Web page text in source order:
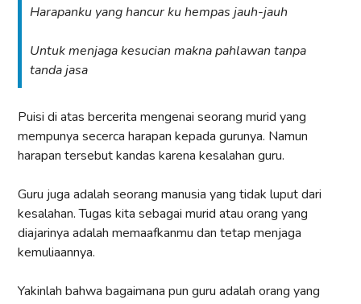
Harapanku yang hancur ku hempas jauh-jauh
Untuk menjaga kesucian makna pahlawan tanpa
tanda jasa
Puisi di atas bercerita mengenai seorang murid yang
mempunya secerca harapan kepada gurunya. Namun
harapan tersebut kandas karena kesalahan guru.
Guru juga adalah seorang manusia yang tidak luput dari
kesalahan. Tugas kita sebagai murid atau orang yang
diajarinya adalah memaafkanmu dan tetap menjaga
kemuliaannya.
Yakinlah bahwa bagaimana pun guru adalah orang yang